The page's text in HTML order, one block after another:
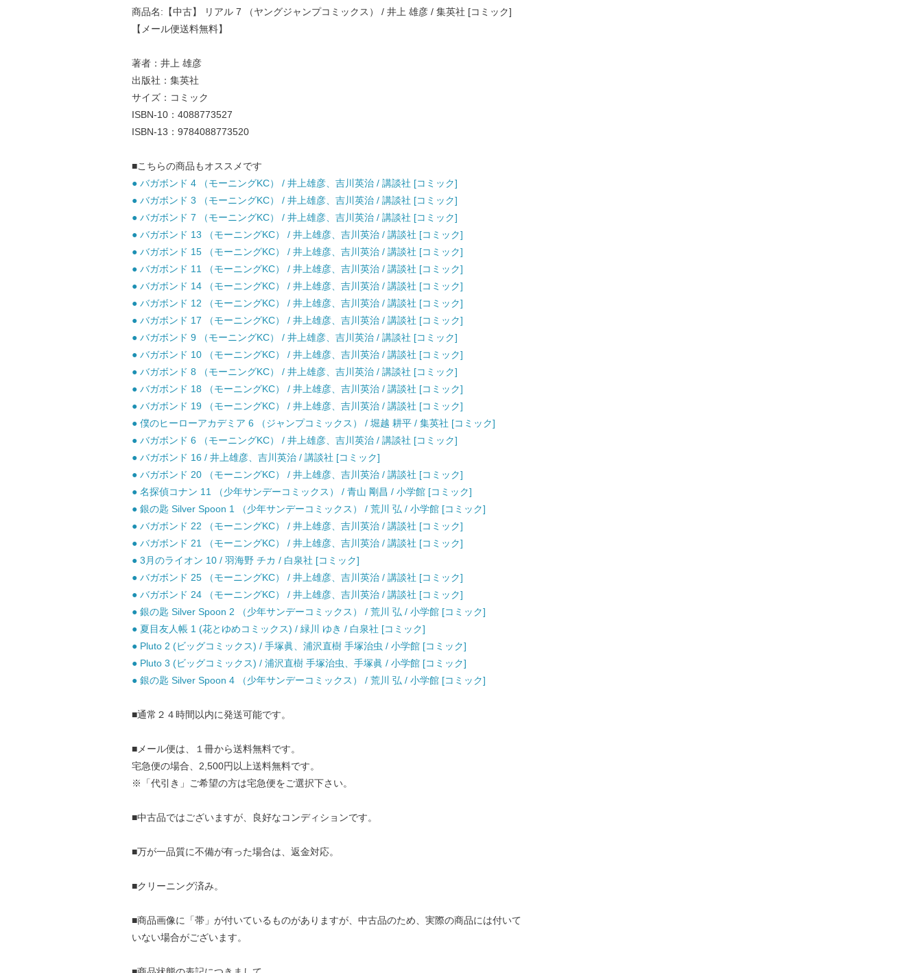
商品名:【中古】 リアル 7 （ヤングジャンプコミックス） / 井上 雄彦 / 集英社 [コミック]
【メール便送料無料】
著者：井上 雄彦
出版社：集英社
サイズ：コミック
ISBN-10：4088773527
ISBN-13：9784088773520
■こちらの商品もオススメです
● バガボンド 4 （モーニングKC） / 井上雄彦、吉川英治 / 講談社 [コミック]
● バガボンド 3 （モーニングKC） / 井上雄彦、吉川英治 / 講談社 [コミック]
● バガボンド 7 （モーニングKC） / 井上雄彦、吉川英治 / 講談社 [コミック]
● バガボンド 13 （モーニングKC） / 井上雄彦、吉川英治 / 講談社 [コミック]
● バガボンド 15 （モーニングKC） / 井上雄彦、吉川英治 / 講談社 [コミック]
● バガボンド 11 （モーニングKC） / 井上雄彦、吉川英治 / 講談社 [コミック]
● バガボンド 14 （モーニングKC） / 井上雄彦、吉川英治 / 講談社 [コミック]
● バガボンド 12 （モーニングKC） / 井上雄彦、吉川英治 / 講談社 [コミック]
● バガボンド 17 （モーニングKC） / 井上雄彦、吉川英治 / 講談社 [コミック]
● バガボンド 9 （モーニングKC） / 井上雄彦、吉川英治 / 講談社 [コミック]
● バガボンド 10 （モーニングKC） / 井上雄彦、吉川英治 / 講談社 [コミック]
● バガボンド 8 （モーニングKC） / 井上雄彦、吉川英治 / 講談社 [コミック]
● バガボンド 18 （モーニングKC） / 井上雄彦、吉川英治 / 講談社 [コミック]
● バガボンド 19 （モーニングKC） / 井上雄彦、吉川英治 / 講談社 [コミック]
● 僕のヒーローアカデミア 6 （ジャンプコミックス） / 堀越 耕平 / 集英社 [コミック]
● バガボンド 6 （モーニングKC） / 井上雄彦、吉川英治 / 講談社 [コミック]
● バガボンド 16 / 井上雄彦、吉川英治 / 講談社 [コミック]
● バガボンド 20 （モーニングKC） / 井上雄彦、吉川英治 / 講談社 [コミック]
● 名探偵コナン 11 （少年サンデーコミックス） / 青山 剛昌 / 小学館 [コミック]
● 銀の匙 Silver Spoon 1 （少年サンデーコミックス） / 荒川 弘 / 小学館 [コミック]
● バガボンド 22 （モーニングKC） / 井上雄彦、吉川英治 / 講談社 [コミック]
● バガボンド 21 （モーニングKC） / 井上雄彦、吉川英治 / 講談社 [コミック]
● 3月のライオン 10 / 羽海野 チカ / 白泉社 [コミック]
● バガボンド 25 （モーニングKC） / 井上雄彦、吉川英治 / 講談社 [コミック]
● バガボンド 24 （モーニングKC） / 井上雄彦、吉川英治 / 講談社 [コミック]
● 銀の匙 Silver Spoon 2 （少年サンデーコミックス） / 荒川 弘 / 小学館 [コミック]
● 夏目友人帳 1 (花とゆめコミックス) / 緑川 ゆき / 白泉社 [コミック]
● Pluto 2 (ビッグコミックス) / 手塚眞、浦沢直樹 手塚治虫 / 小学館 [コミック]
● Pluto 3 (ビッグコミックス) / 浦沢直樹 手塚治虫、手塚眞 / 小学館 [コミック]
● 銀の匙 Silver Spoon 4 （少年サンデーコミックス） / 荒川 弘 / 小学館 [コミック]
■通常２４時間以内に発送可能です。
■メール便は、１冊から送料無料です。
宅急便の場合、2,500円以上送料無料です。
※「代引き」ご希望の方は宅急便をご選択下さい。
■中古品ではございますが、良好なコンディションです。
■万が一品質に不備が有った場合は、返金対応。
■クリーニング済み。
■商品画像に「帯」が付いているものがありますが、中古品のため、実際の商品には付いて
いない場合がございます。